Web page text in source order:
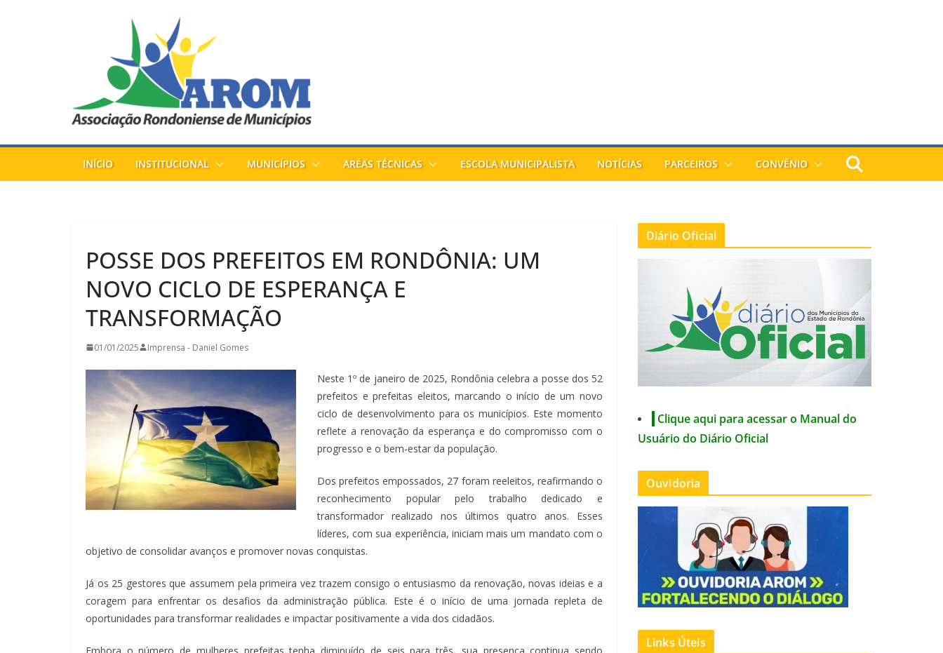
INÍCIO INSTITUCIONAL MUNICÍPIOS ARÉAS TÉCNICAS ESCOLA MUNICIPALISTA NOTÍCIAS PARCEIROS CONVÊNIO
POSSE DOS PREFEITOS EM RONDÔNIA: UM
NOVO CICLO DE ESPERANÇA E
TRANSFORMAÇÃO
01/01/2025 Imprensa - Daniel Gomes
Neste 1º de janeiro de 2025, Rondônia celebra a posse dos 52
prefeitos e prefeitas eleitos, marcando o início de um novo
ciclo de desenvolvimento para os municípios. Este momento
reflete a renovação da esperança e do compromisso com o
progresso e o bem-estar da população.
Dos prefeitos empossados, 27 foram reeleitos, reafirmando o
reconhecimento popular pelo trabalho dedicado e
transformador realizado nos últimos quatro anos. Esses
líderes, com sua experiência, iniciam mais um mandato com o
objetivo de consolidar avanços e promover novas conquistas.
Já os 25 gestores que assumem pela primeira vez trazem consigo o entusiasmo da renovação, novas ideias e a
coragem para enfrentar os desafios da administração pública. Este é o início de uma jornada repleta de
oportunidades para transformar realidades e impactar positivamente a vida dos cidadãos.
Embora o número de mulheres prefeitas tenha diminuído de seis para três, sua presença continua sendo
Diário Oficial
Clique aqui para acessar o Manual do
Usuário do Diário Oficial
Ouvidoria
Links Úteis